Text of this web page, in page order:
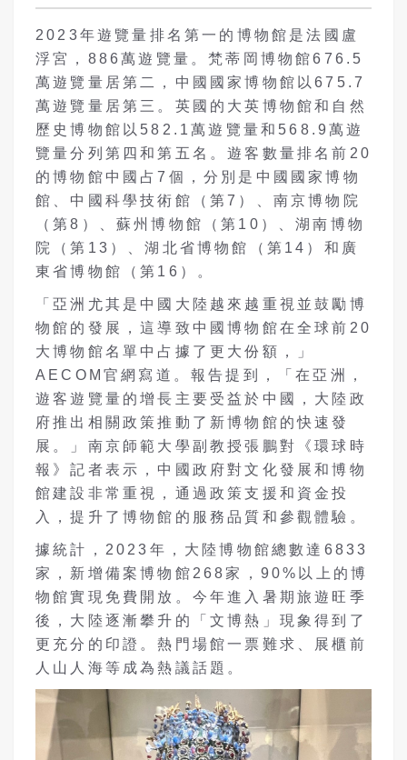
2023年遊覽量排名第一的博物館是法國盧
浮宮，886萬遊覽量。梵蒂岡博物館676.5
萬遊覽量居第二，中國國家博物館以675.7
萬遊覽量居第三。英國的大英博物館和自然
歷史博物館以582.1萬遊覽量和568.9萬遊
覽量分列第四和第五名。遊客數量排名前20
的博物館中國占7個
，分別是中國國家博物
館、中國科學技術館（第7）、南京博物院
（第8）、蘇州博物館（第10）、湖南博物
院（第13）、湖北省博物館（第14）和廣
東省博物館（第16）。
「亞洲尤其是中國大陸越來越重視並鼓勵博
物館的發展，這導致中國博物館在全球前20
大博物館名單中占據了更大份額，」
AECOM官網寫道。報告提到，「在亞洲，
遊客遊覽量的增長主要受益於中國，大陸政
府推出相關政策推動了新博物館的快速發
展。」南京師範大學副教授張鵬對《環球時
報》記者表示，中國政府對文化發展和博物
館建設非常重視，通過政策支援和資金投
入，提升了博物館的服務品質和參觀體驗。
據統計，2023年，大陸博物館總數達6833
家，新增備案博物館268家，90%以上的博
物館實現免費開放。今年進入暑期旅遊旺季
後，大陸逐漸攀升的「文博熱」現象得到了
更充分的印證。熱門場館一票難求、展櫃前
人山人海等成為熱議話題。